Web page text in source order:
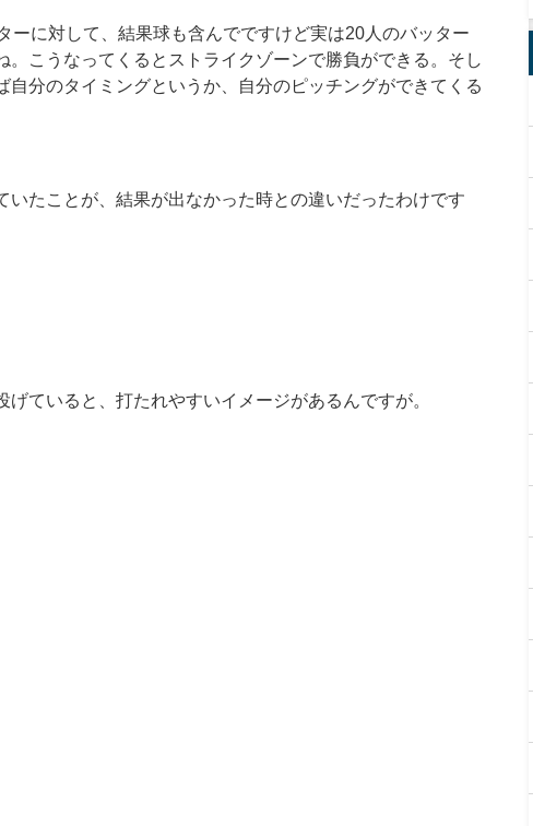
ーに対して、結果球も含んでですけど実は20 人のバッター
こうなってくるとストライクゾーンで勝負ができる。そし
自分のタイミングというか、自分のピッチングができてくる
たことが、結果が出なかった時との違いだったわけです
ていると、打たれやすいイメージがあるんですが。